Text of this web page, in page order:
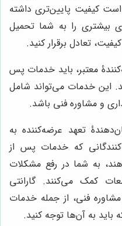
است کیفیت پایین‌تری داشته
بیشتری را به شما تحمیل
تعادل برقرار کنید.
معتبر، باید خدمات پس
این خدمات می‌تواند شامل
و مشاوره فنی باشد.
تعهد عرضه‌کننده به
که خدمات پس از
به شما در رفع مشکلات
کمک می‌کنند. گارانتی
فنی، از جمله خدمات
به آن‌ها توجه کنید.